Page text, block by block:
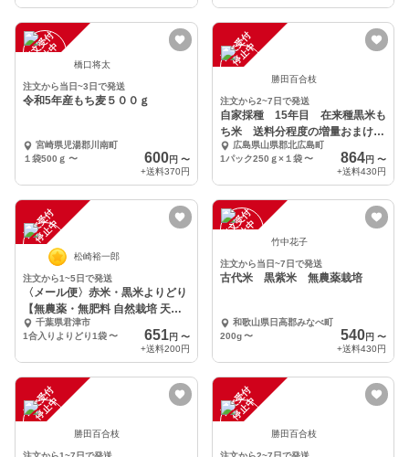
注
文
受
付
停
止
中 橋口将太
注文から当日~3日で発送
令和5年産もち麦５００ｇ
宮崎県児湯郡川南町
１袋500ｇ 〜 600円 〜
+送料370円
注
文
受
付
停
止
中
勝田百合枝
注文から2~7日で発送
自家採種 15年目 在来種黒米も
ち米 送料分程度の増量おまけつ
き 広島県山県郡北広島町
1パック250ｇ×１袋 〜 864円 〜
+送料430円
注
文
受
付
停
止
中
松崎裕一郎
注文から1~5日で発送
〈メール便〉赤米・黒米よりどり
【無農薬・無肥料 自然栽培 天日
干し】
千葉県君津市
1合入りよりどり1袋〜 651円 〜
+送料200円
注
文
受
付
停
止
中 竹中花子
注文から当日~7日で発送
古代米 黒紫米 無農薬栽培
和歌山県日高郡みなべ町
200g 〜 540円 〜
+送料430円
注
文
受
付
停
止
中
勝田百合枝
注
文
受
付
停
止
中
勝田百合枝